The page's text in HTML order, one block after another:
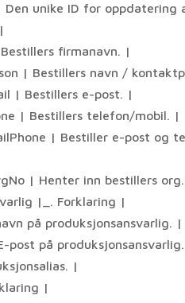
unike ID for oppdatering
firmanavn. |
| Bestillers navn /
| Bestillers e-post. |
| Bestillers telefon/mobil. |
| Bestiller e-post og
| Henter inn bestillers
|_. Forklaring |
på produksjonsansvarlig. |
post på
|
|